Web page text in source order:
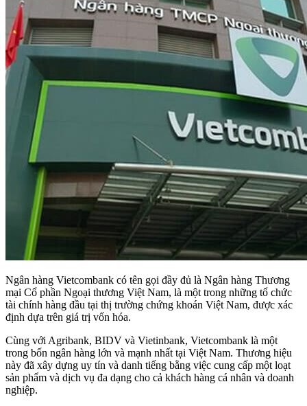
Ngân hàng Vietcombank có tên gọi đầy đủ là Ngân hàng Thương
mại Cổ phần Ngoại thương Việt Nam, là một trong những tổ chức
tài chính hàng đầu tại thị trường chứng khoán Việt Nam, được xác
định dựa trên giá trị vốn hóa.
Cùng với Agribank, BIDV và Vietinbank, Vietcombank là một
trong bốn ngân hàng lớn và mạnh nhất tại Việt Nam. Thương hiệu
này đã xây dựng uy tín và danh tiếng bằng việc cung cấp một loạt
sản phẩm và dịch vụ đa dạng cho cả khách hàng cá nhân và doanh
nghiệp.